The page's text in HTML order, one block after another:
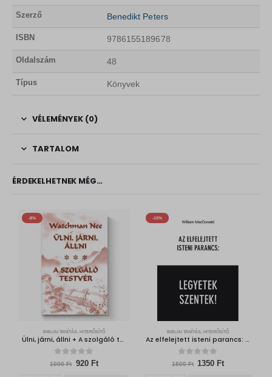
Szerző Benedikt Peters
ISBN 9786155189678
Oldalszám 48
Típus Könyvek
VÉLEMÉNYEK (0)
TARTALOM
ÉRDEKELHETNEK MÉG…
-8%
BIBLIAI TANÍTÁS, HITERŐSÍTŐ
Ülni, járni, állni + A szolgáló testvér
0out of 5
1000Ft
O
920 FtC
-10%
BIBLIAI TANÍTÁS, HITERŐSÍTŐ
Az elfelejtett isteni parancs: Legyetek szentek!
0out of 5
1500Ft
O
1350 FtC